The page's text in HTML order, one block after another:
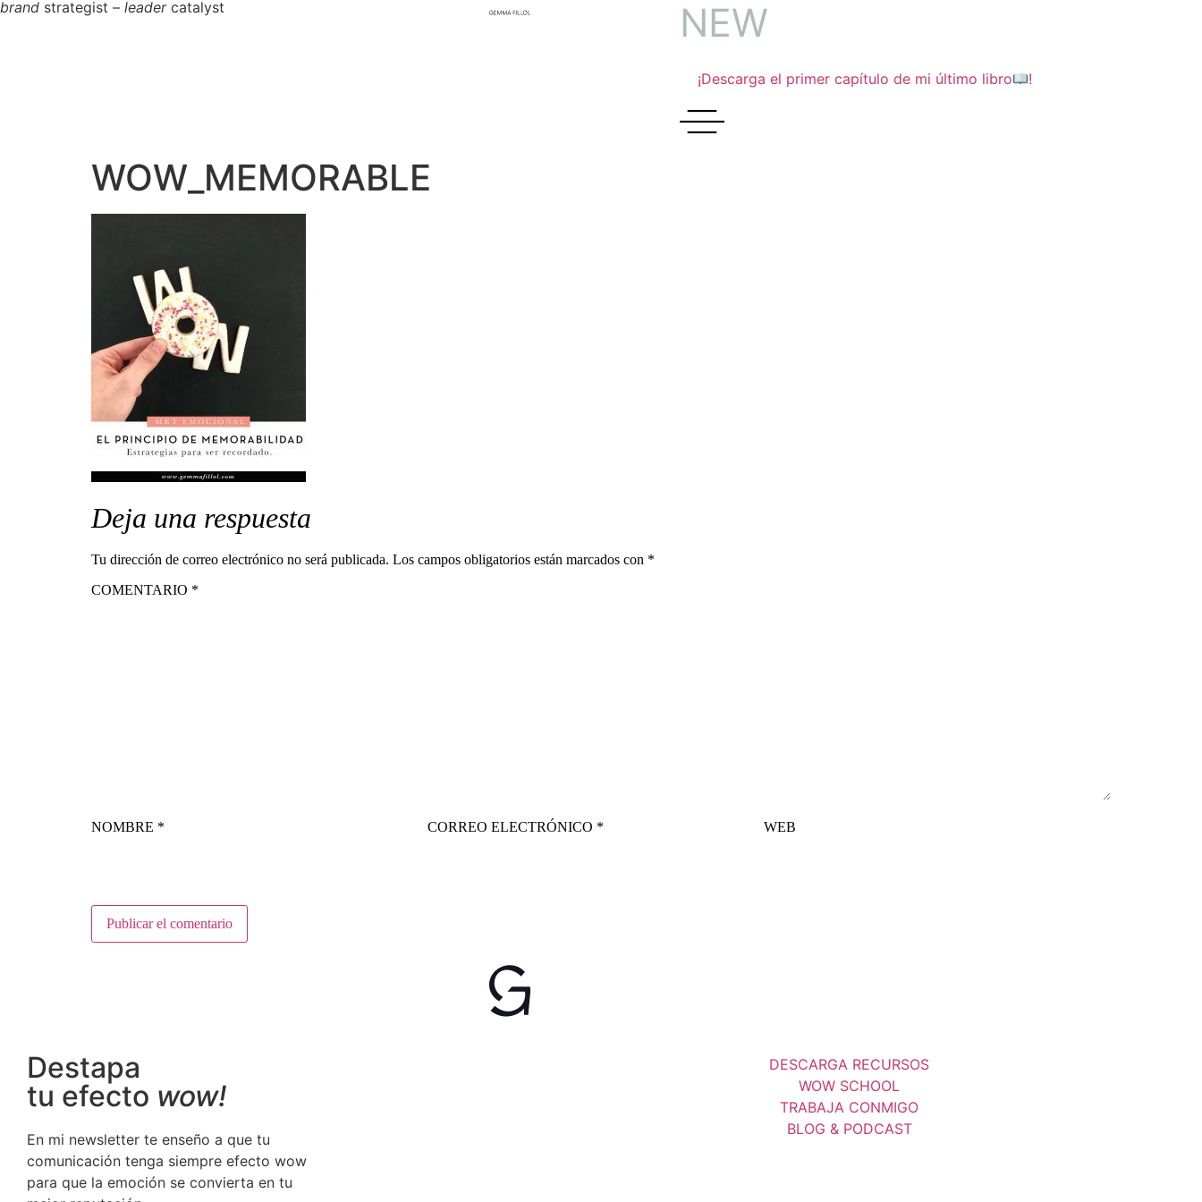
brand strategist – leadercatalyst NEW
¡Descarga el primer capítulo de mi último libro !
WOW_MEMORABLE
Deja una respuesta
Tu dirección de correo electrónico no será publicada. Los campos obligatorios están marcados con *
COMENTARIO *
NOMBRE * CORREO ELECTRÓNICO * WEB
Destapa
tu efecto wow!
En mi newsletter te enseño a que tu
comunicación tenga siempre efecto wow
para que la emoción se convierta en tu
DESCARGA RECURSOS
WOW SCHOOL
TRABAJA CONMIGO
BLOG & PODCAST